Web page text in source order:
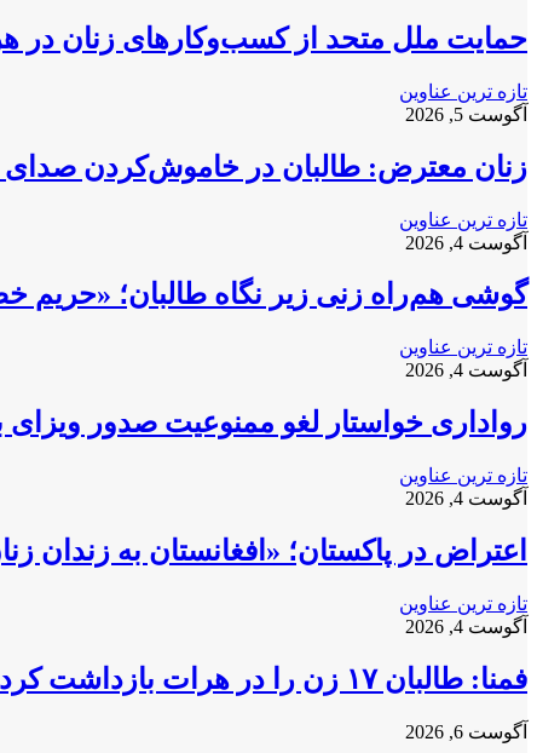
حمایت ملل متحد از کسب‌وکارهای زنان در
تازه ترین عناوین
آگوست 5, 2026
زنان معترض: طالبان در خاموش‌کردن صدای
تازه ترین عناوین
آگوست 4, 2026
گوشی هم‌راه زنی زیر نگاه طالبان؛ «حریم
تازه ترین عناوین
آگوست 4, 2026
رواداری خواستار لغو ممنوعیت صدور ویزای
تازه ترین عناوین
آگوست 4, 2026
اعتراض در پاکستان؛ «افغانستان به زندان
تازه ترین عناوین
آگوست 4, 2026
فمنا: طالبان ۱۷ زن را در هرات بازداشت کرد
آگوست 6, 2026